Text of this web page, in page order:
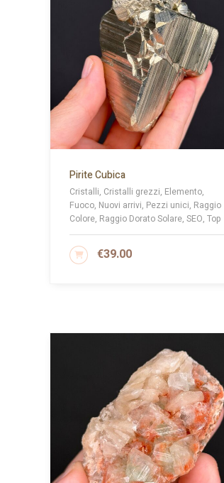
Pirite Cubica
Cristalli, Cristalli grezzi, Elemento,
Fuoco, Nuovi arrivi, Pezzi unici, Raggio
Colore, Raggio Dorato Solare, SEO, Top
€39.00
AGGIUNGI AL CARRELLO